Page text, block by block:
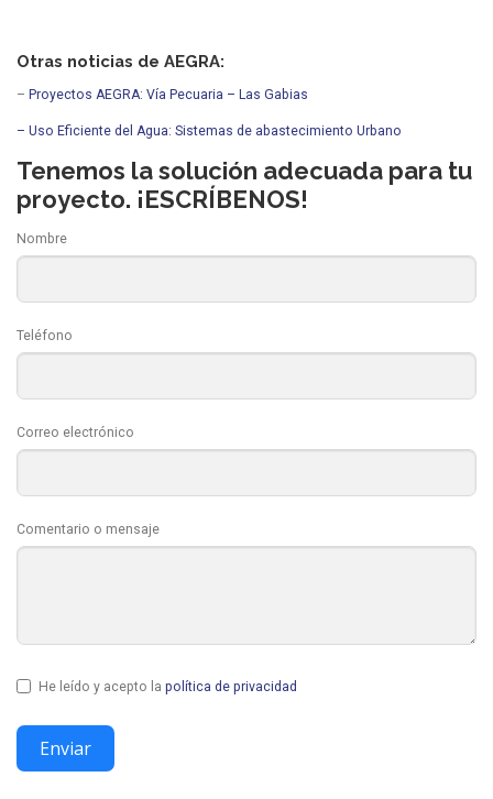
Otras noticias de AEGRA:
– Proyectos AEGRA: Vía Pecuaria – Las Gabias
– Uso Eficiente del Agua: Sistemas de abastecimiento Urbano
Tenemos la solución adecuada para tu
proyecto. ¡ESCRÍBENOS!
Nombre
Teléfono
Correo electrónico
Comentario o mensaje
He leído y acepto la política de privacidad
Enviar